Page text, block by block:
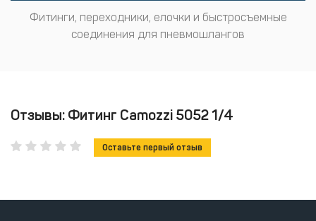
Фитинги, переходники, елочки и быстросъемные
соединения для пневмошлангов
Отзывы: Фитинг Camozzi 5052 1/4
Оставьте первый отзыв